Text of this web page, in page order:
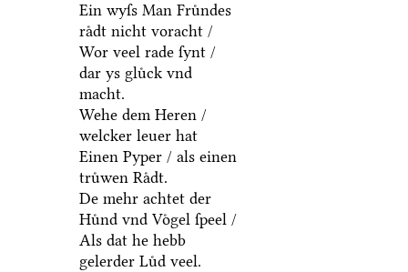
Ein wyſs Man Fruͤndes
raͤdt nicht voracht /
Wor veel rade ſynt /
dar ys gluͤck vnd
macht.
Wehe dem Heren /
welcker leuer hat
Einen Pyper / als einen
truͤwen Raͤdt.
De mehr achtet der
Huͤnd vnd Voͤgel ſpeel /
Als dat he hebb
gelerder Luͤd veel.